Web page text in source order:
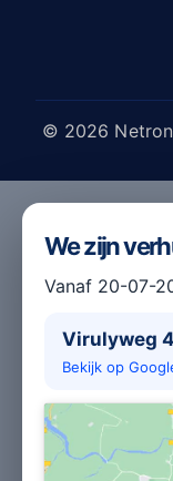
© 2026
We zijn
Vanaf 20-07-
Virulyweg
Bekijk op